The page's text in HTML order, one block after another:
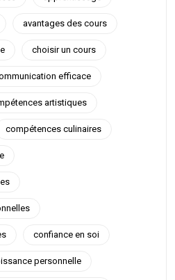
avantages des cours
choisir un cours
efficace
artistiques
compétences culinaires
confiance en soi
personnelle